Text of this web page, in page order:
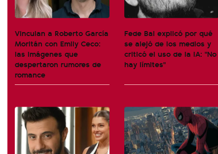
Vinculan a Roberto García
Moritán con Emily Ceco:
las imágenes que
despertaron rumores de
romance
Fede Bal explicó por qué
se alejó de los medios y
criticó el uso de la IA: "No
hay límites"